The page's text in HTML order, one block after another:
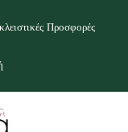
Προσφορές